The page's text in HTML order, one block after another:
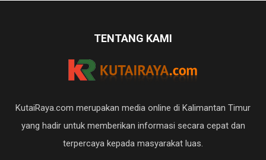
TENTANG KAMI
KutaiRaya.com merupakan media online di Kalimantan Timur
yang hadir untuk memberikan informasi secara cepat dan
terpercaya kepada masyarakat luas.